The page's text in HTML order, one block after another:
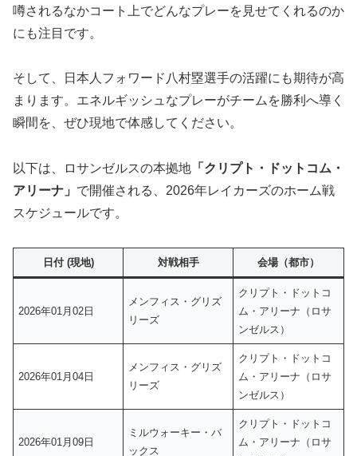
噂されるなかコート上でどんなプレーを見せてくれるのか
にも注目です。
そして、日本人フォワード八村塁選手の活躍にも期待が高
まります。エネルギッシュなプレーがチームを勝利へ導く
瞬間を、ぜひ現地で体感してください。
以下は、ロサンゼルスの本拠地 「クリプト・ドットコム・
アリーナ」 で開催される、2026年レイカーズのホーム戦
スケジュールです。
日付 (現地) 対戦相手 会場（都市）
2026年01月02日
メンフィス・グリズ
リーズ
クリプト・ドットコ
ム・アリーナ（ロサ
ンゼルス）
2026年01月04日
メンフィス・グリズ
リーズ
クリプト・ドットコ
ム・アリーナ（ロサ
ンゼルス）
2026年01月09日
ミルウォーキー・バ
ックス
クリプト・ドットコ
ム・アリーナ（ロサ